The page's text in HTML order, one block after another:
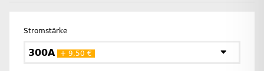
Stromstärke
300A + 9,50 €